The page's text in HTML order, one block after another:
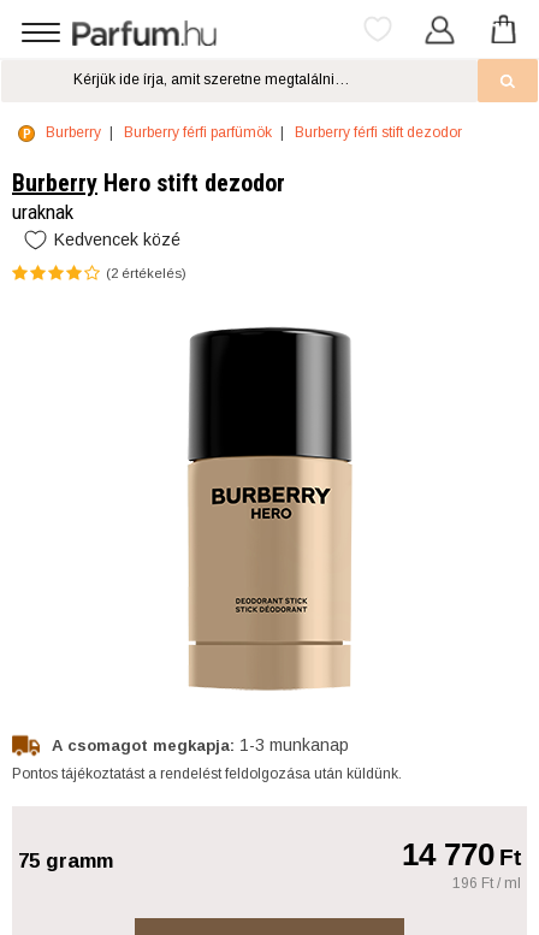
Burberry Burberry férfi parfümök Burberry férfi stift dezodor
Burberry Hero stift dezodor
uraknak
Kedvencek közé
(2 értékelés)
A csomagot megkapja: 1-3 munkanap
Pontos tájékoztatást a rendelést feldolgozása után küldünk.
75 gramm 14 770Ft
196 Ft / ml